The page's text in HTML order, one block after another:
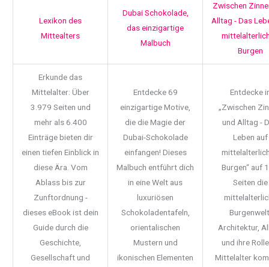
Lexikon des
Mittealters
Dubai Schokolade,
das einzigartige
Malbuch
Zwischen
Alltag - Das
Burgen
Erkunde das
Mittelalter: Über
3.979 Seiten und
mehr als 6.400
Einträge bieten dir
einen tiefen Einblick in
diese Ära. Vom
Ablass bis zur
Zunftordnung -
dieses eBook ist dein
Guide durch die
Geschichte,
Gesellschaft und
Entdecke 69
einzigartige Motive,
die die Magie der
Dubai-Schokolade
einfangen! Dieses
Malbuch entführt dich
in eine Welt aus
luxuriösen
Schokoladentafeln,
orientalischen
Mustern und
ikonischen Elementen
Entdecke
„Zwischen
und Alltag -
Leben auf
Burgen“ auf
Seiten die
Architektur,
und ihre
Mittelalter